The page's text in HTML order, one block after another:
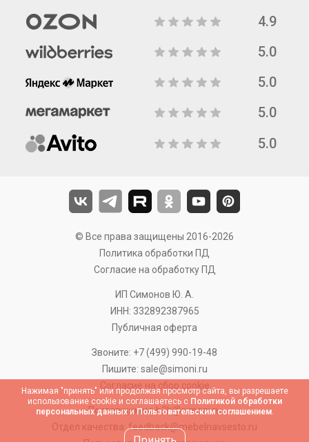
4.9
5.0
5.0
5.0
5.0
© Все права защищены 2016-2026
Политика обработки ПД
Согласие на обработку ПД
ИП Симонов Ю. А.
ИНН: 332892387965
Публичная оферта
Звоните: +7 (499) 990-19-48
Пишите: sale@simoni.ru
Согласие на сбор cookie
Поставщикам:b2b@simoni.ru
Отдел качества:feedback@mebelnavsesto.ru
Нажимая "принять" или продолжая просмотр сайта, вы разрешаете
использование cookie и соглашаетесь с Политикой обработки
персональных данныхиПользовательским соглашением.